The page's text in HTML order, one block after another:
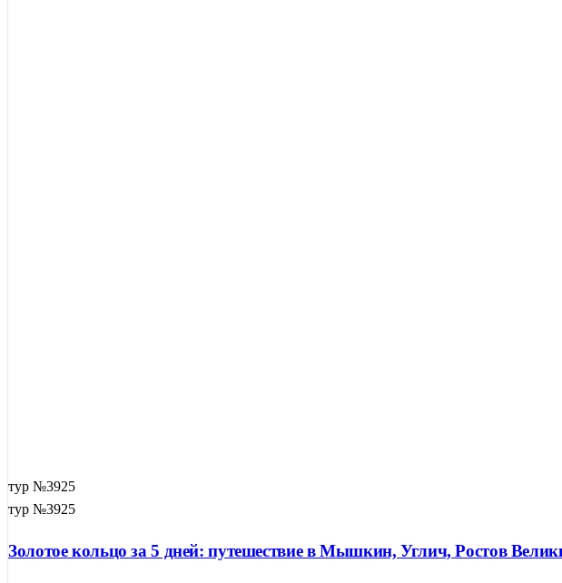
тур №3925
тур №3925
Золотое кольцо за 5 дней: путешествие в Мышкин, Углич, Ростов